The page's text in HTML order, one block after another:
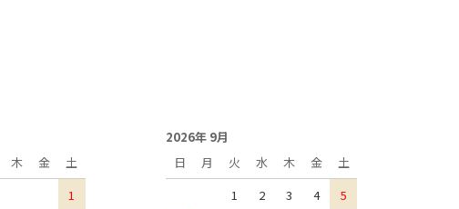
木 金
土
1
2026年 9月
日
月 火 水 木 金
土
1
2 3 4
5